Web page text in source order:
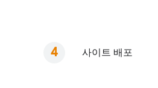
사이트 배포